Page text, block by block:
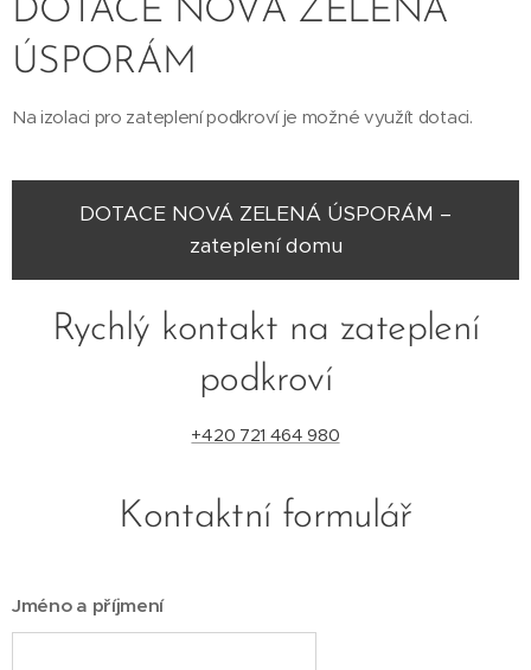
DOTACE NOVÁ ZELENÁ
ÚSPORÁM
Na izolaci pro zateplení podkroví je možné využít dotaci.
DOTACE NOVÁ ZELENÁ ÚSPORÁM –
zateplení domu
Rychlý kontakt na zateplení
podkroví
+420 721 464 980
Kontaktní formulář
Jméno a příjmení